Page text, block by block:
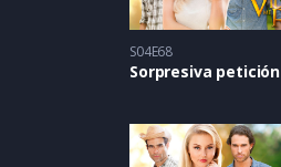
S04E68
Sorpresiva petición